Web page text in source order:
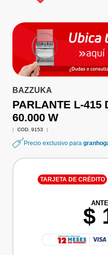
BAZZUKA
PARLANTE L-415
60.000 W
COD. 9153
Precio exclusivo para
TARJETA DE CRÉDITO
$